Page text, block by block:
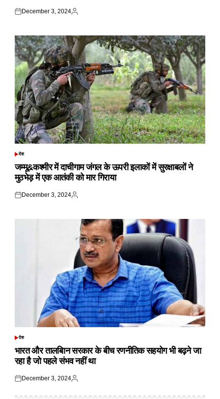
Posted
December 3, 2024
Posted
POSTED
देश
जम्मू&कश्मीर में दाचीगाम जंगल के ऊपरी इलाकों में सुरक्षाबलों ने
मुठभेड़ में एक आतंकी को मार गिराया
Posted
December 3, 2024
Posted
POSTED
देश
भारत और तालबिान सरकार के बीच रणनीतिक सहयोग भी बढ़ने जा
रहा है जो पहले संभव नहीं था
Posted
December 3, 2024
Posted